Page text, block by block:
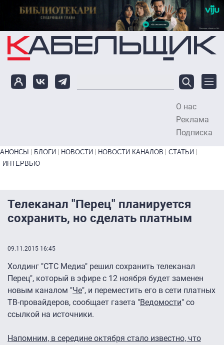
Перейти к основному содержанию
О нас
Реклама
Подписка
Primary links bottom
АНОНСЫ БЛОГИ НОВОСТИ НОВОСТИ КАНАЛОВ
СТАТЬИ
ИНТЕРВЬЮ
Телеканал "Перец" планируется
сохранить, но сделать платным
09.11.2015 16:45
Холдинг "СТС Медиа" решил сохранить телеканал
Перец", который в эфире с 12 ноября будет заменен
новым каналом "Че", и переместить его в сети платных
ТВ-провайдеров, сообщает газета "Ведомости" со
ссылкой на источники.
Напомним, в середине октября стало известно, что